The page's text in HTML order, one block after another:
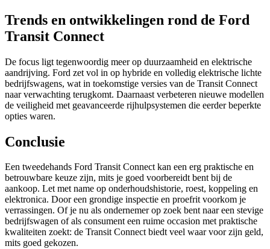
Trends en ontwikkelingen rond de Ford
Transit Connect
De focus ligt tegenwoordig meer op duurzaamheid en elektrische
aandrijving. Ford zet vol in op hybride en volledig elektrische lichte
bedrijfswagens, wat in toekomstige versies van de Transit Connect
naar verwachting terugkomt. Daarnaast verbeteren nieuwe modellen
de veiligheid met geavanceerde rijhulpsystemen die eerder beperkte
opties waren.
Conclusie
Een tweedehands Ford Transit Connect kan een erg praktische en
betrouwbare keuze zijn, mits je goed voorbereidt bent bij de
aankoop. Let met name op onderhoudshistorie, roest, koppeling en
elektronica. Door een grondige inspectie en proefrit voorkom je
verrassingen. Of je nu als ondernemer op zoek bent naar een stevige
bedrijfswagen of als consument een ruime occasion met praktische
kwaliteiten zoekt: de Transit Connect biedt veel waar voor zijn geld,
mits goed gekozen.